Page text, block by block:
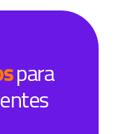
para